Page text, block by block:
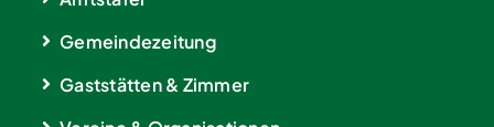
Gemeindezeitung
Gaststätten & Zimmer